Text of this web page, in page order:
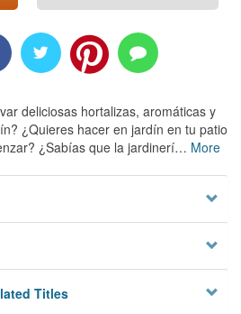
deliciosas hortalizas, aromáticas y
¿Quieres hacer en jardín en tu patio
¿Sabías que la jardinerí… More
Titles